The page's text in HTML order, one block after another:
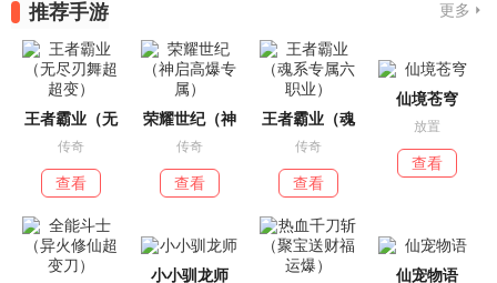
推荐手游 更多
王者霸业（无
传奇
查看
荣耀世纪（神
传奇
查看
王者霸业（魂
传奇
查看
仙境苍穹
放置
查看
小小驯龙师 仙宠物语